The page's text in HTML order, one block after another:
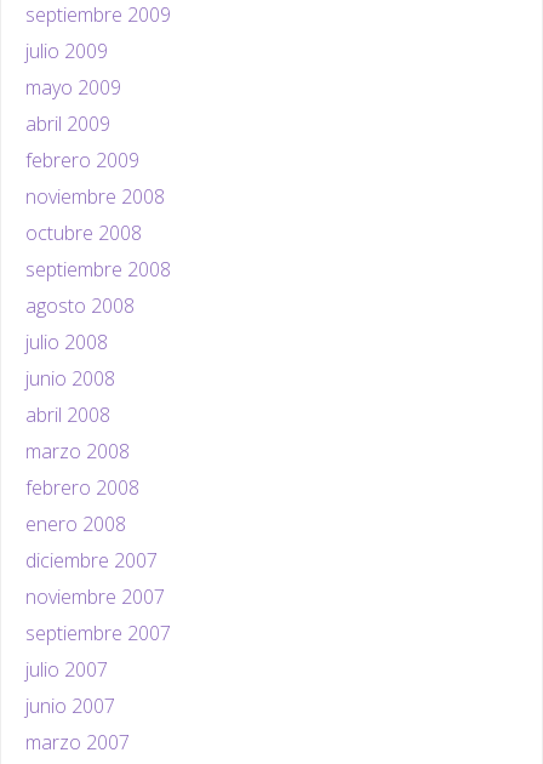
septiembre 2009
julio 2009
mayo 2009
abril 2009
febrero 2009
noviembre 2008
octubre 2008
septiembre 2008
agosto 2008
julio 2008
junio 2008
abril 2008
marzo 2008
febrero 2008
enero 2008
diciembre 2007
noviembre 2007
septiembre 2007
julio 2007
junio 2007
marzo 2007